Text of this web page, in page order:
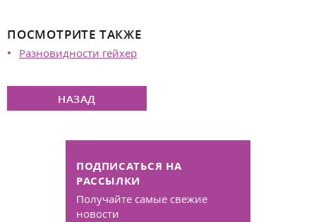
ПОСМОТРИТЕ ТАКЖЕ
Разновидности гейхер
НАЗАД
ПОДПИСАТЬСЯ НА
РАССЫЛКИ
Получайте самые свежие
новости